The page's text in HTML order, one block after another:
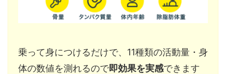
乗って身につけるだけで、11種類の活動量・身
体の数値を測れるので即効果を実感できます